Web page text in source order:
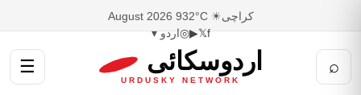
کراچی☀ 32°C
9 August 2026
f
𝕏
▶
◎اردو ▾
⌕ اردوسکائی
URDUSKY NETWORK
☰